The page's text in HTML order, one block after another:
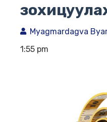
Myagmardagva
1:55 pm